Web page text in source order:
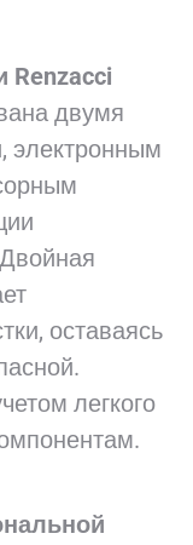
Renzacci
двумя
электронным
оставаясь
легкого